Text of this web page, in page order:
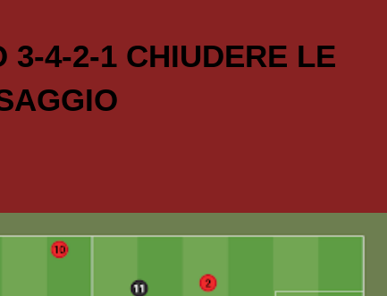
3-4-2-1 CHIUDERE LE